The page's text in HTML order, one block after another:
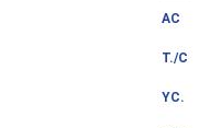
AC
T./C
YC.